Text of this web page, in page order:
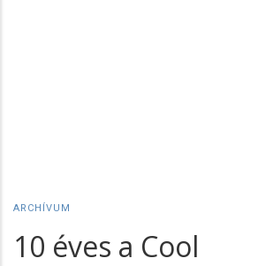
ARCHÍVUM
10 éves a Cool